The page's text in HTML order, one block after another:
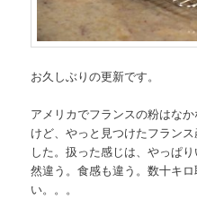
お久しぶりの更新です。
アメリカでフランスの粉はな
けど、やっと見つけたフラン
した。扱った感じは、やっぱ
然違う。食感も違う。数十キ
い。。。